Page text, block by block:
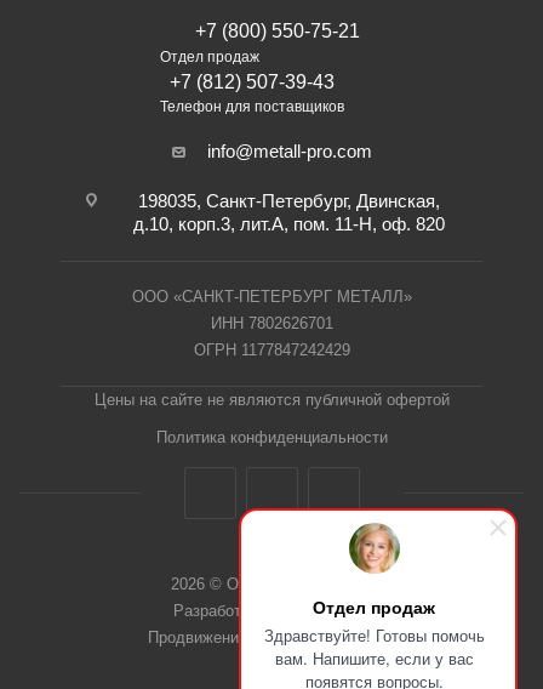
Отдел продаж
Здравствуйте! Готовы помочь
вам. Напишите, если у вас
появятся вопросы.
+7 (800) 550-75-21
Отдел продаж
+7 (812) 507-39-43
Телефон для поставщиков
info@metall-pro.com
198035, Санкт-Петербург, Двинская,
д.10, корп.3, лит.А, пом. 11-Н, оф. 820
ООО «САНКТ-ПЕТЕРБУРГ МЕТАЛЛ»
ИНН 7802626701
ОГРН 1177847242429
Цены на сайте не являются публичной офертой
Политика конфиденциальности
2026 © ООО "СПб Металл"
Разработка сайта Dieztech
Продвижение сайта — Веб-Центр